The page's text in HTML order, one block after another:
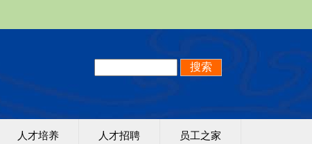
人才培养 人才招聘 员工之家